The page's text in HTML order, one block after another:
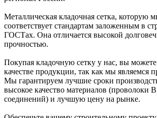
Металлическая кладочная сетка, которую
соответствует стандартам заложенным в
ГОСТах. Она отличается высокой
прочностью.
Покупая кладочную сетку у нас, вы
качестве продукции, так как мы являемся
Мы гарантируем лучшие сроки
высокое качество материалов (проволоки
соединений) и лучшую цену на рынке.